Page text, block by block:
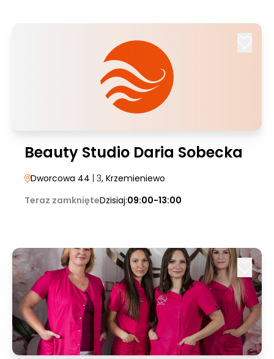
Beauty Studio Daria Sobecka
Dworcowa 44 | 3, Krzemieniewo
Teraz zamknięteDzisiaj:09:00-13:00